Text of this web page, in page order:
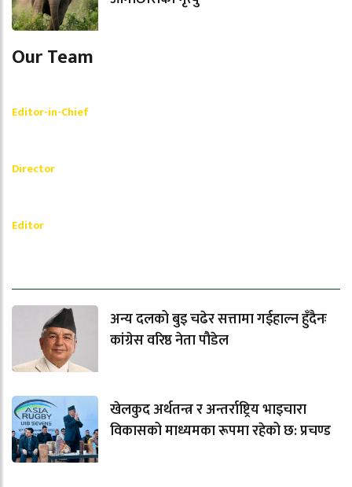
Our Team
Editor-in-Chief
Director
Editor
अन्य दलको बुइ चढेर सत्तामा गईहाल्न हुँदैनः
कांग्रेस वरिष्ठ नेता पौडेल
खेलकुद अर्थतन्त्र र अन्तर्राष्ट्रिय भाइचारा
विकासको माध्यमका रूपमा रहेको छ: प्रचण्ड